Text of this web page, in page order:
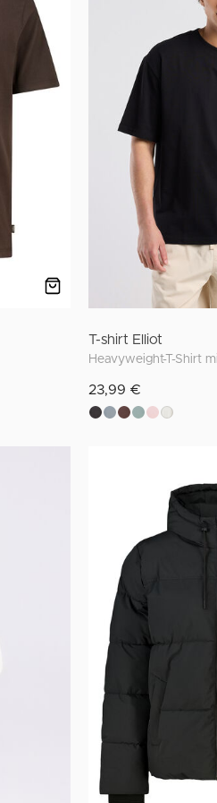
T-shirt Elliot
Heavyweight-T-Shirt
23,99 €